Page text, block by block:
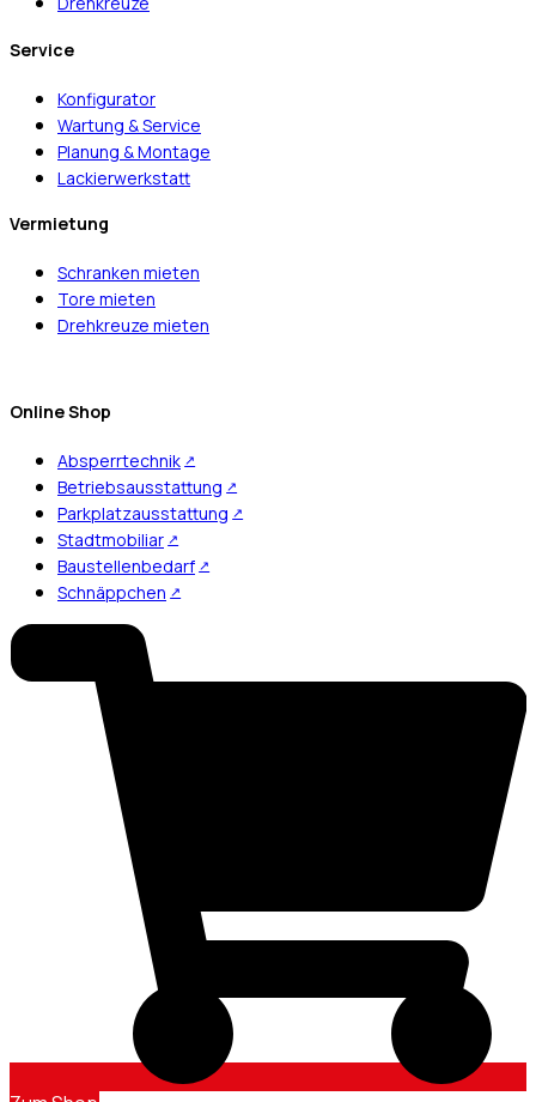
Service
Konfigurator
Wartung & Service
Planung & Montage
Lackierwerkstatt
Vermietung
Schranken mieten
Tore mieten
Drehkreuze mieten
Online Shop
Absperrtechnik
Betriebsausstattung
Parkplatzausstattung
Stadtmobiliar
Baustellenbedarf
Schnäppchen